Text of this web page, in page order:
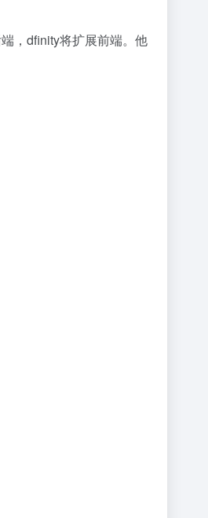
，dfinity将扩展前端。他